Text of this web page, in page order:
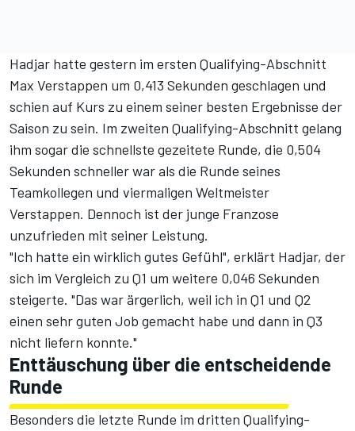
Hadjar hatte gestern im ersten Qualifying-Abschnitt
Max Verstappen um 0,413 Sekunden geschlagen und
schien auf Kurs zu einem seiner besten Ergebnisse der
Saison zu sein. Im zweiten Qualifying-Abschnitt gelang
ihm sogar die schnellste gezeitete Runde, die 0,504
Sekunden schneller war als die Runde seines
Teamkollegen und viermaligen Weltmeister
Verstappen. Dennoch ist der junge Franzose
unzufrieden mit seiner Leistung.
"Ich hatte ein wirklich gutes Gefühl", erklärt Hadjar, der
sich im Vergleich zu Q1 um weitere 0,046 Sekunden
steigerte. "Das war ärgerlich, weil ich in Q1 und Q2
einen sehr guten Job gemacht habe und dann in Q3
nicht liefern konnte."
Enttäuschung über die entscheidende
Runde
Besonders die letzte Runde im dritten Qualifying-